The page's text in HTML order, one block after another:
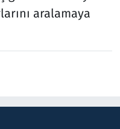
aralamaya